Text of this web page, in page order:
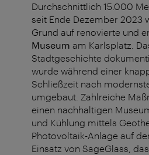
Durchschnittlich 15.000
seit Ende Dezember 2023
Grund auf renovierte und
Museum am Karlsplatz.
Stadtgeschichte
wurde während einer
Schließzeit nach
umgebaut. Zahlreiche
einen nachhaltigen
und Kühlung mittels
Photovoltaik-Anlage auf
Einsatz von SageGlass,